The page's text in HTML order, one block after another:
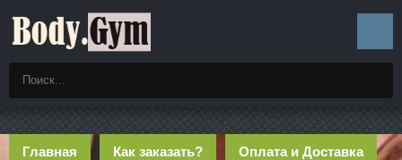
Главная Как заказать? Оплата и Доставка